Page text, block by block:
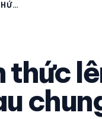
thức